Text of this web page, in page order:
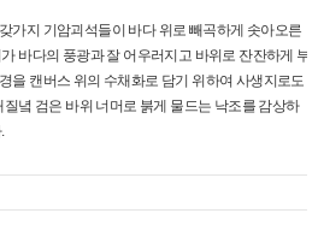
가지 기암괴석들이 바다 위로 빼곡하게 솟아오른
바다의 풍광과 잘 어우러지고 바위로 잔잔하게 부
을 캔버스 위의 수채화로 담기 위하여 사생지로도
녘 검은 바위 너머로 붉게 물드는 낙조를 감상하